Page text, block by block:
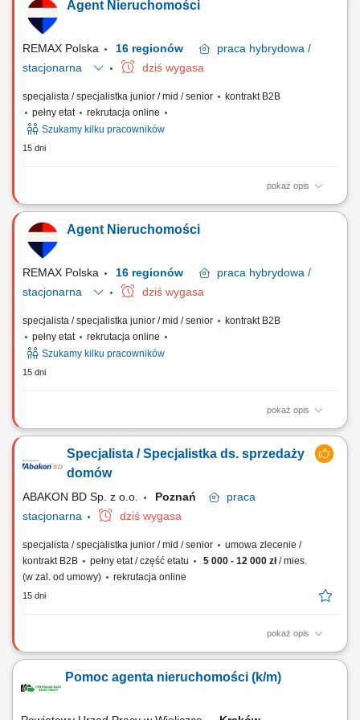
nieruchomości. Prezentacja nieruchomości oraz udział w spotkaniach z
klientami. Analiza potrzeb klienta i dobór odpowiednich ofert.
Prowadzenie rozmów sprzedażowych i...
Agent Nieruchomości
REMAX Polska praca hybrydowa /
stacjonarna
dziś wygasa
specjalista / specjalistka junior / mid / senior
kontrakt B2B
pełny etat
rekrutacja online
Szukamy kilku pracowników
15 dni
pokaż opis
Co otrzymasz jako agent nieruchomości REMAX? wiedzę, która da Ci
wyłączność europejskie certyfikowane szkolenia podstawowe, dzięki
którym będziesz profesjonalnym, skutecznym agentem nieruchomości
przeprowadzającym transakcje...
Agent Nieruchomości
REMAX Polska praca hybrydowa /
stacjonarna
dziś wygasa
specjalista / specjalistka junior / mid / senior
kontrakt B2B
pełny etat
rekrutacja online
Szukamy kilku pracowników
15 dni
pokaż opis
Co otrzymasz jako agent nieruchomości REMAX? wiedzę, która da Ci
wyłączność europejskie certyfikowane szkolenia podstawowe, dzięki
którym będziesz profesjonalnym, skutecznym agentem nieruchomości
Specjalista / Specjalistka ds. sprzedaży
domów
ABAKON BD Sp. z o.o. Poznań
praca
stacjonarna
dziś wygasa
specjalista / specjalistka junior / mid / senior
umowa zlecenie /
kontrakt B2B
pełny etat / część etatu 5 000 - 12 000 zł/ mies.
(w zal. od umowy)
rekrutacja online
15 dni
pokaż opis
Godziny: 6-8; Współpraca: B2B, zlecenie; Co będzie należeć do Twoich
domu z prefabrykatów keramzytowych, prowadzenie spotkań z
klientami i negocjowanie warunków umów, realizacja celów
Pomoc agenta nieruchomości (k/m)